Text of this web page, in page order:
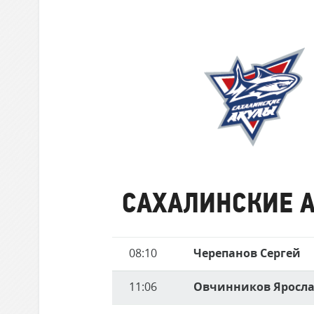
Шанхайские Драконы
Сахалинские
Акулы
САХАЛИНСКИЕ
Время
Имя
08:10 Черепанов Сергей
11:06 Овчинников